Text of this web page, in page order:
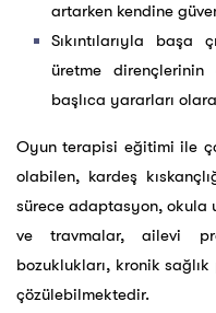
artarken kendine
Sıkıntılarıyla başa
üretme
başlıca yararları
Oyun terapisi eğitimi ile
olabilen, kardeş
sürece adaptasyon, okula
ve travmalar, ailevi
bozuklukları, kronik
çözülebilmektedir.